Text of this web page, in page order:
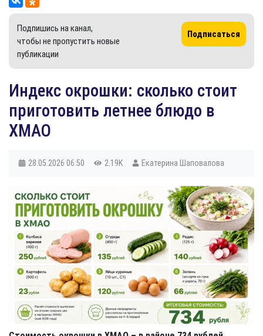
Подпишись на канал,
чтобы не пропустить новые
публикации
Подписаться
Индекс окрошки: сколько стоит
приготовить летнее блюдо в
ХМАО
28.05.2026 06:50 2.19K Екатерина Шаповалова